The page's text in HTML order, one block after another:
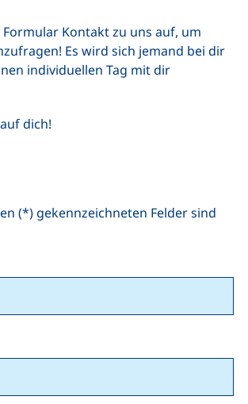
Kontakt zu uns auf, um
Es wird sich jemand bei dir
individuellen Tag mit dir
dich!
(*) gekennzeichneten Felder sind